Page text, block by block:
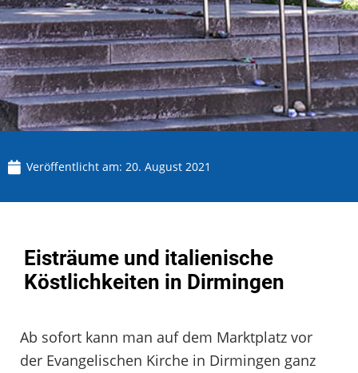
Veröffentlicht am: 20. August 2021
Eisträume und italienische
Köstlichkeiten in Dirmingen
Ab sofort kann man auf dem Marktplatz vor
der Evangelischen Kirche in Dirmingen ganz